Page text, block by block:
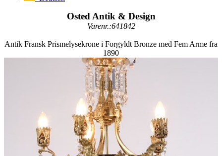
Osted Antik & Design
Varenr.:641842
Antik Fransk Prismelysekrone i Forgyldt Bronze med Fem Arme fra
1890